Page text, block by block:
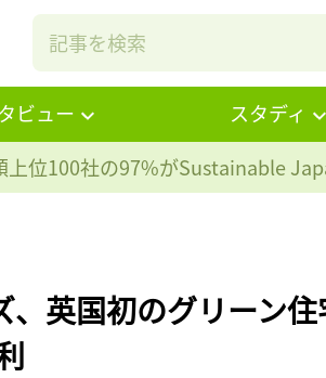
ビュー スタディ
上位100社の97%がSustainable
、英国初のグリーン住